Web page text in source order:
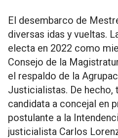
El desembarco de
diversas idas y vueltas.
electa en 2022 como
Consejo de la
el respaldo de la
Justicialistas. De hecho,
candidata a concejal en
postulante a la
justicialista Carlos